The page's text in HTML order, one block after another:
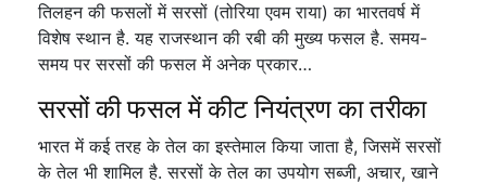
तिलहन की फसलों में सरसों (तोरिया एवम राया) का भारतवर्ष में
विशेष स्थान है. यह राजस्थान की रबी की मुख्य फसल है. समय-
समय पर सरसों की फसल में अनेक प्रकार…
सरसों की फसल में कीट नियंत्रण का तरीका
भारत में कई तरह के तेल का इस्तेमाल किया जाता है, जिसमें सरसों
के तेल भी शामिल है. सरसों के तेल का उपयोग सब्जी, अचार, खाने